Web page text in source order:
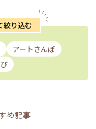
絞り込む
アートさんぽ
め記事